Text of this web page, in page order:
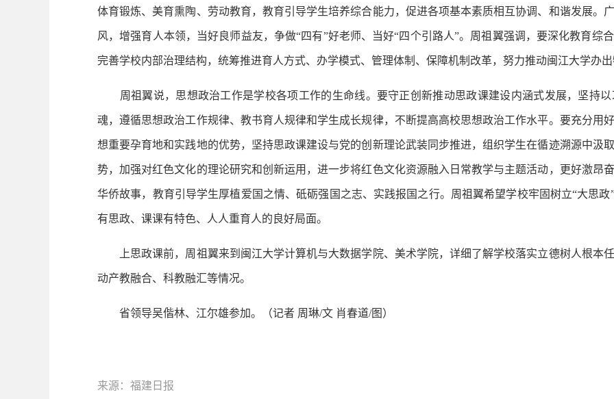
体育锻炼、美育熏陶、劳动教育，教育引导学生培养综合能力，促进各项基本素质相互协调、和谐发展。
风，增强育人本领，当好良师益友，争做“四有”好老师、当好“四个引路人”。周祖翼强调，要深化教育综
完善学校内部治理结构，统筹推进育人方式、办学模式、管理体制、保障机制改革，努力推动闽江大学办
周祖翼说，思想政治工作是学校各项工作的生命线。要守正创新推动思政课建设内涵式发展，坚持以
魂，遵循思想政治工作规律、教书育人规律和学生成长规律，不断提高高校思想政治工作水平。要充分用
想重要孕育地和实践地的优势，坚持思政课建设与党的创新理论武装同步推进，组织学生在循迹溯源中汲
势，加强对红色文化的理论研究和创新运用，进一步将红色文化资源融入日常教学与主题活动，更好激昂
华侨故事，教育引导学生厚植爱国之情、砥砺强国之志、实践报国之行。周祖翼希望学校牢固树立“大思
有思政、课课有特色、人人重育人的良好局面。
上思政课前，周祖翼来到闽江大学计算机与大数据学院、美术学院，详细了解学校落实立德树人根本
动产教融合、科教融汇等情况。
省领导吴偕林、江尔雄参加。（记者 周琳/文 肖春道/图）
来源：福建日报